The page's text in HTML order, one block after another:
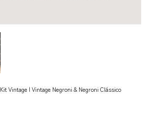
Kit Vintage | Vintage Negroni & Negroni Clássico